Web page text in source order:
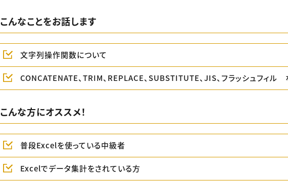
こんなことをお話します
文字列操作関数について
CONCATENATE、TRIM、REPLACE、SUBSTITUTE、JIS、フラッシュフィル
こんな方にオススメ！
普段Excelを使っている中級者
Excelでデータ集計をされている方